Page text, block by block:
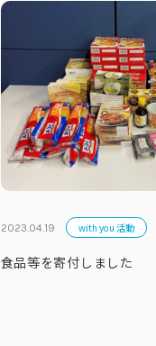
2023.04.19 with you 活動
食品等を寄付しました